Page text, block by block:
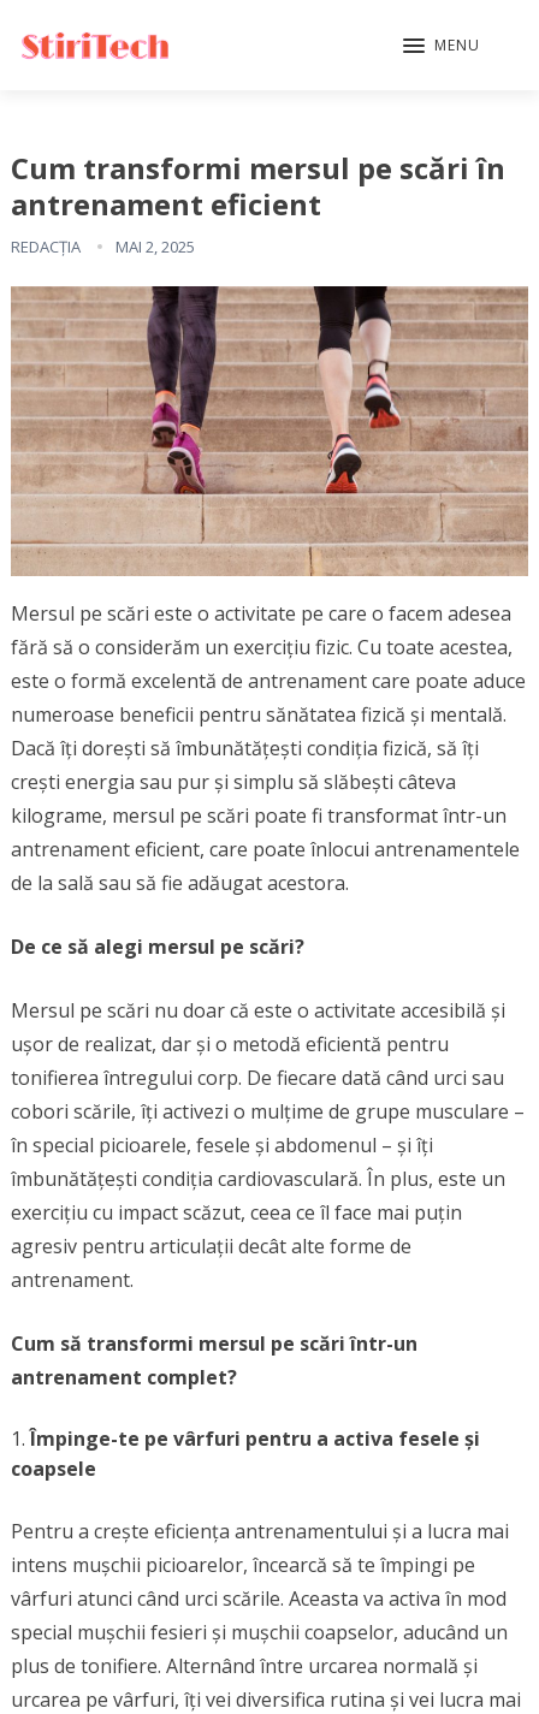
MENU
Cum transformi mersul pe scări în
antrenament eficient
REDACȚIA MAI 2, 2025
Mersul pe scări este o activitate pe care o facem adesea
fără să o considerăm un exercițiu fizic. Cu toate acestea,
este o formă excelentă de antrenament care poate aduce
numeroase beneficii pentru sănătatea fizică și mentală.
Dacă îți dorești să îmbunătățești condiția fizică, să îți
crești energia sau pur și simplu să slăbești câteva
kilograme, mersul pe scări poate fi transformat într-un
antrenament eficient, care poate înlocui antrenamentele
de la sală sau să fie adăugat acestora.
De ce să alegi mersul pe scări?
Mersul pe scări nu doar că este o activitate accesibilă și
ușor de realizat, dar și o metodă eficientă pentru
tonifierea întregului corp. De fiecare dată când urci sau
cobori scările, îți activezi o mulțime de grupe musculare –
în special picioarele, fesele și abdomenul – și îți
îmbunătățești condiția cardiovasculară. În plus, este un
exercițiu cu impact scăzut, ceea ce îl face mai puțin
agresiv pentru articulații decât alte forme de
antrenament.
Cum să transformi mersul pe scări într-un
antrenament complet?
Împinge-te pe vârfuri pentru a activa fesele și
coapsele
Pentru a crește eficiența antrenamentului și a lucra mai
intens mușchii picioarelor, încearcă să te împingi pe
vârfuri atunci când urci scările. Aceasta va activa în mod
special mușchii fesieri și mușchii coapselor, aducând un
plus de tonifiere. Alternând între urcarea normală și
urcarea pe vârfuri, îți vei diversifica rutina și vei lucra mai